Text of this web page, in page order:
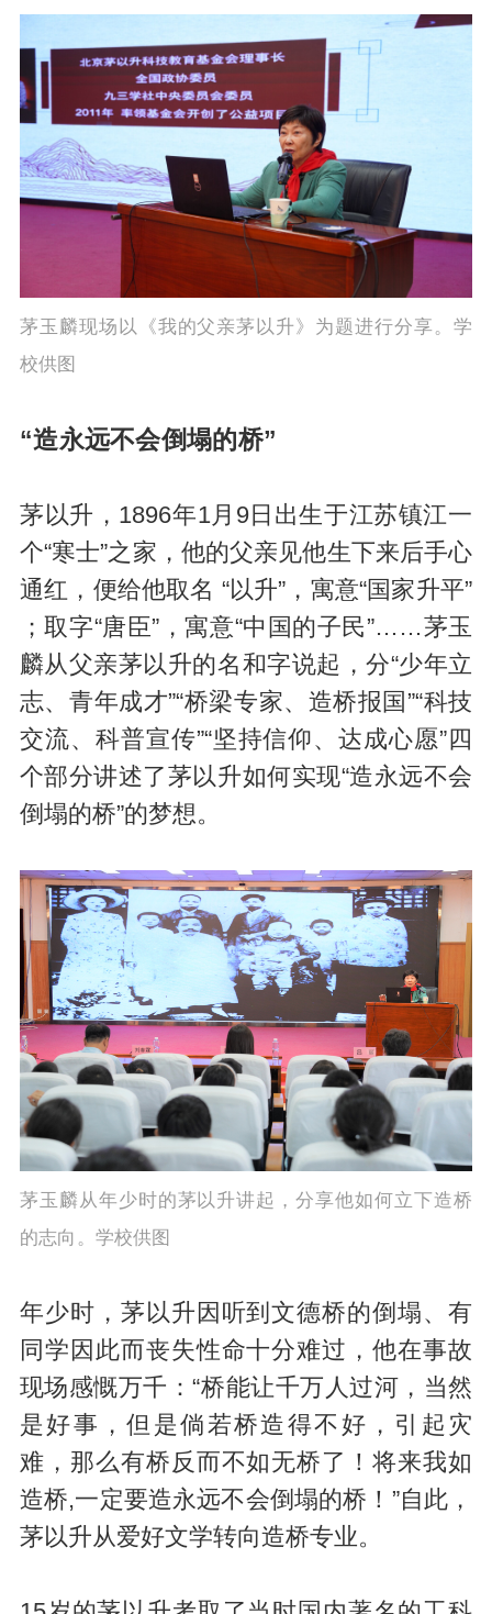
茅玉麟现场以《我的父亲茅以升》为题进行分享。学
校供图
“造永远不会倒塌的桥”
茅以升，1896年1月9日出生于江苏镇江一
个“寒士”之家，他的父亲见他生下来后手心
通红，便给他取名 “以升”，寓意“国家升平”
；取字“唐臣”，寓意“中国的子民”……茅玉
麟从父亲茅以升的名和字说起，分“少年立
志、青年成才”“桥梁专家、造桥报国”“科技
交流、科普宣传”“坚持信仰、达成心愿”四
个部分讲述了茅以升如何实现“造永远不会
倒塌的桥”的梦想。
茅玉麟从年少时的茅以升讲起，分享他如何立下造桥
的志向。学校供图
年少时，茅以升因听到文德桥的倒塌、有
同学因此而丧失性命十分难过，他在事故
现场感慨万千：“桥能让千万人过河，当然
是好事，但是倘若桥造得不好，引起灾
难，那么有桥反而不如无桥了！将来我如
造桥,一定要造永远不会倒塌的桥！”自此，
茅以升从爱好文学转向造桥专业。